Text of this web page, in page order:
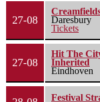
27-08
Daresbury
Tickets
27-08
Hit The
Inherited
Eindhoven
Festival